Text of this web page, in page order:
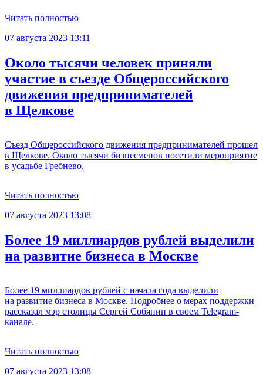
Читать полностью
07 августа 2023 13:11
Около тысячи человек приняли
участие в съезде Общероссийского
движения предпринимателей
в Щелкове
Съезд Общероссийского движения предпринимателей прошел
в Щелкове. Около тысячи бизнесменов посетили мероприятие
в усадьбе Гребнево.
Читать полностью
07 августа 2023 13:08
Более 19 миллиардов рублей выделили
на развитие бизнеса в Москве
Более 19 миллиардов рублей с начала года выделили
на развитие бизнеса в Москве. Подробнее о мерах поддержки
рассказал мэр столицы Сергей Собянин в своем Telegram-
канале.
Читать полностью
07 августа 2023 13:08